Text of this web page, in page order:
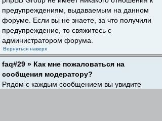
предупреждениям, выдаваемым на данном
форуме. Если вы не знаете, за что получили
предупреждение, то свяжитесь с
администратором форума.
Вернуться наверх
faq#29 » Как мне пожаловаться на
сообщения модератору?
Рядом с каждым сообщением вы увидите